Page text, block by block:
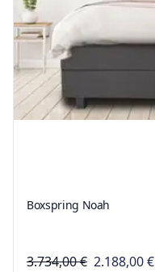
Boxspring Noah
3.734,00 € 2.188,00 €